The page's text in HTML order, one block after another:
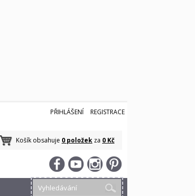
PŘIHLÁŠENÍ REGISTRACE
Košík obsahuje 0 položek za 0 Kč